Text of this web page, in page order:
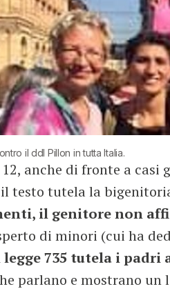
il ddl Pillon in tutta Italia.
anche di fronte a
il testo tutela la
il genitore non
di minori (cui ha
735 tutela i padri
parlano e mostrano